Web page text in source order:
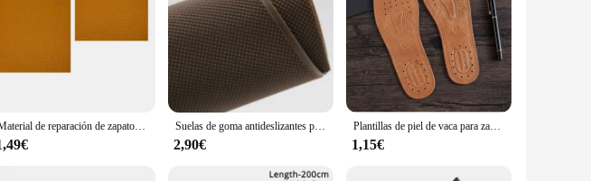
shoes offer a sleek, contemporary look that seamlessly transitions from the office to
making them an ideal choice for those seeking both fashion and function. The rubber
environment.
up with your active lifestyle. The non-slip properties of the rubber sole make them a
on your feet. The modern design is versatile enough to complement a variety of outfits,
for every step of your day.
range with a high-quality, stylish option. The suela zapato hombre sets are available for
Material de reparación de zapatos resistente al desgaste, reemplazo de suela de suelas DIY, accesorios de tacón alto, Protector de suela de goma antideslizante Suelas de goma antideslizantes para zapatos, almohadillas usables antideslizantes, parches de reparación de suela, pegatinas reemplazables para hombres y mujeres, Color puro
2,90€
Plantillas de piel de vaca para zapatos de hombre, suela plana de piel auténtica, desodorante, informal, cómoda, 1 par
1,15€